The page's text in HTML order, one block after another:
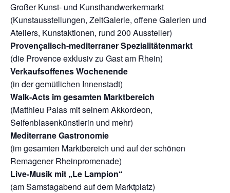
Großer Kunst- und Kunsthandwerkermarkt
(Kunstausstellungen, ZeltGalerie, offene Galerien und
Ateliers, Kunstaktionen, rund 200 Aussteller)
Provençalisch-mediterraner Spezialitätenmarkt
(die Provence exklusiv zu Gast am Rhein)
Verkaufsoffenes Wochenende
(in der gemütlichen Innenstadt)
Walk-Acts im gesamten Marktbereich
(Matthieu Palas mit seinem Akkordeon,
Seifenblasenkünstlerin und mehr)
Mediterrane Gastronomie
(im gesamten Marktbereich und auf der schönen
Remagener Rheinpromenade)
Live-Musik mit „Le Lampion“
(am Samstagabend auf dem Marktplatz)